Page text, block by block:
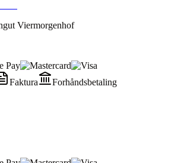
Viermorgenhof
Faktura
Forhåndsbetaling